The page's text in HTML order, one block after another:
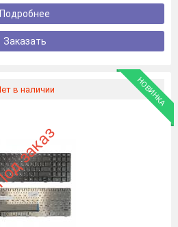
Подробнее
Заказать
в наличии НОВИНКА
заказ